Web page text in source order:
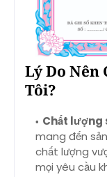
Lý Do Nên
Tôi?
Chất lượng
mang đến
chất lượng
mọi yêu cầu